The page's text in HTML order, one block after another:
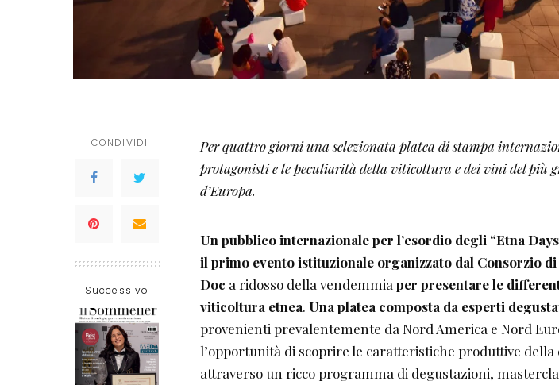
CONDIVIDI
Successivo
Per quattro giorni una selezionata platea di stampa
protagonisti e le peculiarità della viticoltura e dei vini del più
d’Europa.
Un pubblico internazionale per l’esordio degli “Etna
il primo evento istituzionale organizzato dal Consorzio di
Doc a ridosso della vendemmia per presentare le
viticoltura etnea. Una platea composta da esperti
provenienti prevalentemente da Nord America e Nord
l’opportunità di scoprire le caratteristiche produttive
attraverso un ricco programma di degustazioni,